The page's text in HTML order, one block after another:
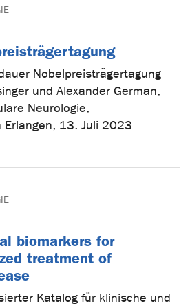
Nobelpreisträgertagung
und Alexander German,
Neurologie,
Erlangen, 13. Juli 2023
biomarkers for
treatment of
Katalog für klinische und